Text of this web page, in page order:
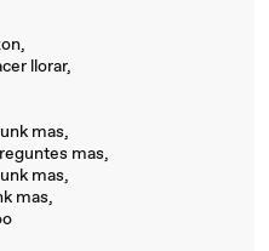
llorar,
mas,
mas,
mas,
mas,